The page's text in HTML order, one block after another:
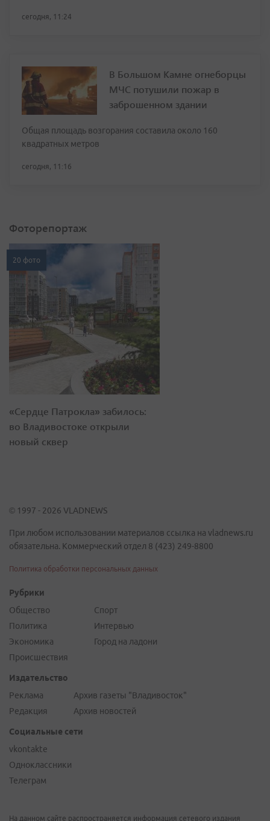
сегодня, 11:24
В Большом Камне огнеборцы
МЧС потушили пожар в
заброшенном здании
Общая площадь возгорания составила около 160
квадратных метров
сегодня, 11:16
Фоторепортаж
20 фото
«Сердце Патрокла» забилось:
во Владивостоке открыли
новый сквер
© 1997 - 2026 VLADNEWS
При любом использовании материалов ссылка на vladnews.ru
обязательна. Коммерческий отдел 8 (423) 249-8800
Политика обработки персональных данных
Рубрики
Общество
Политика
Экономика
Происшествия
Спорт
Интервью
Город на ладони
Издательство
Реклама
Редакция
Архив газеты "Владивосток"
Архив новостей
Социальные сети
vkontakte
Одноклассники
Телеграм
На данном сайте распространяется информация сетевого издания